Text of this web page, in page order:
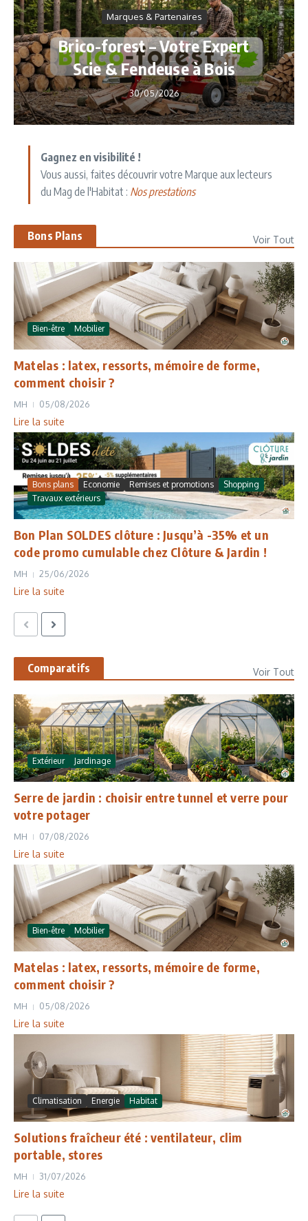
Marques & Partenaires
Brico-forest – Votre Expert
Scie & Fendeuse à Bois
30/05/2026
Gagnez en visibilité !
Vous aussi, faites découvrir votre Marque aux lecteurs
du Mag de l'Habitat : Nos prestations
Bons Plans Voir Tout
Bien-être Mobilier
Matelas : latex, ressorts, mémoire de forme,
comment choisir ?
MH 05/08/2026
Lire la suite
Bons plans Economie Remises et promotions
Shopping
Travaux extérieurs
Bon Plan SOLDES clôture : Jusqu’à -35% et un
code promo cumulable chez Clôture & Jardin !
MH 25/06/2026
Lire la suite
Comparatifs Voir Tout
Extérieur Jardinage
Serre de jardin : choisir entre tunnel et verre pour
votre potager
MH 07/08/2026
Lire la suite
Bien-être Mobilier
Matelas : latex, ressorts, mémoire de forme,
comment choisir ?
MH 05/08/2026
Lire la suite
Climatisation Energie Habitat
Solutions fraîcheur été : ventilateur, clim
portable, stores
MH 31/07/2026
Lire la suite